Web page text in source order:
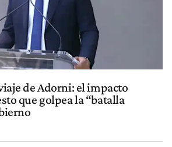
de Adorni: el impacto
que golpea la “batalla